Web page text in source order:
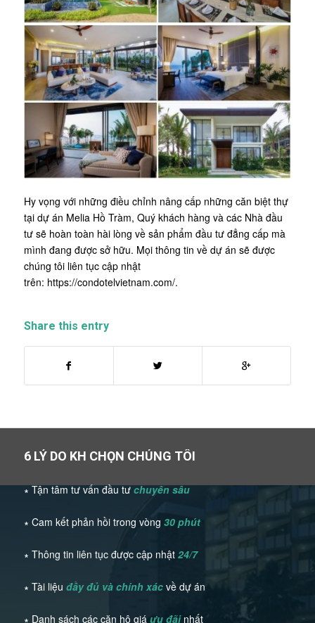
Hy vọng với những điều chỉnh nâng cấp những căn biệt thự
tại dự án Melia Hồ Tràm, Quý khách hàng và các Nhà đầu
tư sẽ hoàn toàn hài lòng về sản phẩm đầu tư đẳng cấp mà
mình đang được sở hữu. Mọi thông tin về dự án sẽ được
chúng tôi liên tục cập nhật
trên: https://condotelvietnam.com/.
Share this entry
6 LÝ DO KH CHỌN CHÚNG TÔI
∗ Tận tâm tư vấn đầu tưchuyên sâu
∗ Cam kết phản hồi trong vòng 30 phút
∗ Thông tin liên tục được cập nhật 24/7
∗ Tài liệu đầy đủ và chính xácvề dự án
∗ Danh sách các căn hộ giá ưu đãinhất